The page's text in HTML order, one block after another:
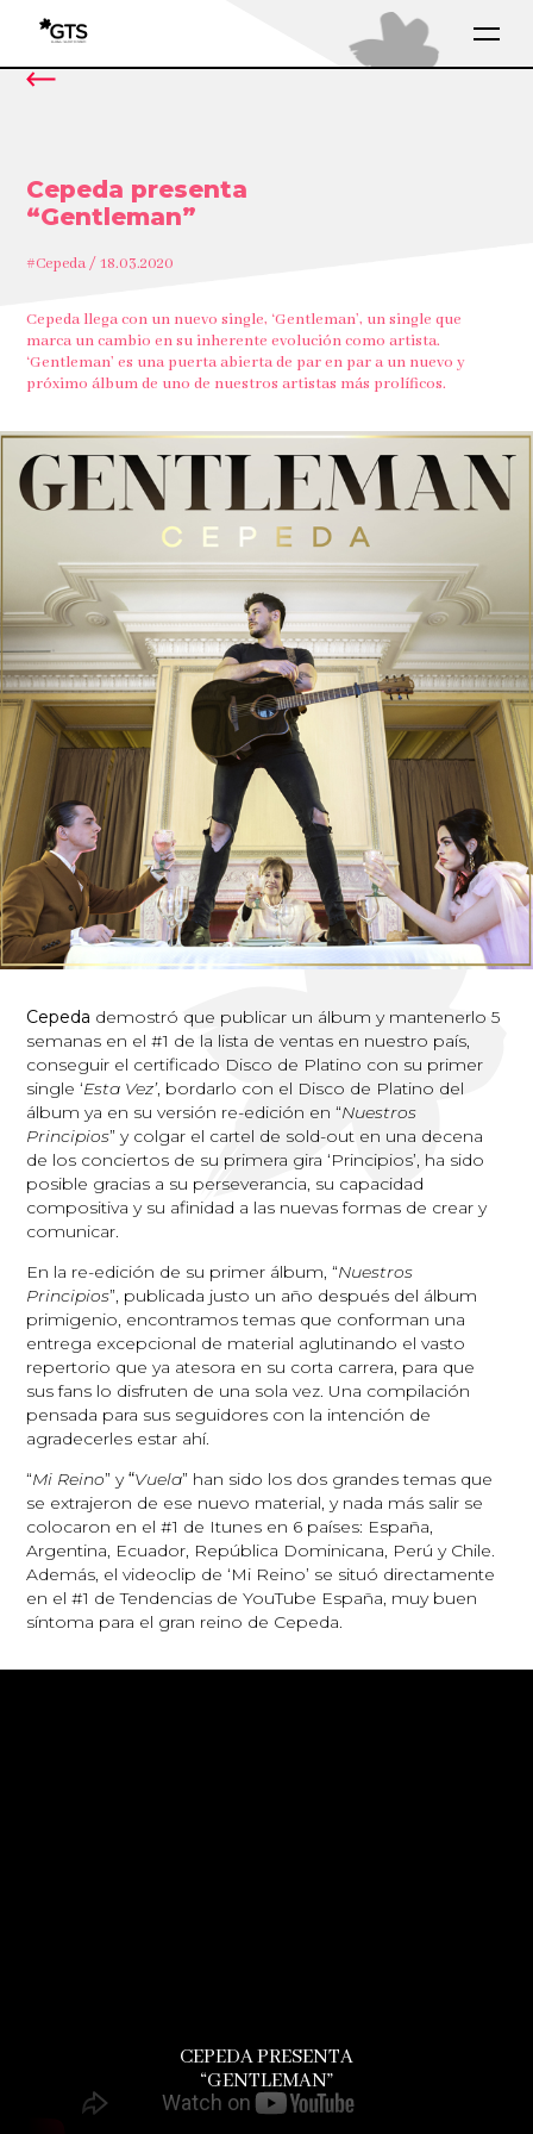
Cepeda presenta
“Gentleman”
#Cepeda / 18.03.2020
Cepeda llega con un nuevo single, ‘Gentleman’, un single que
marca un cambio en su inherente evolución como artista.
‘Gentleman’ es una puerta abierta de par en par a un nuevo y
próximo álbum de uno de nuestros artistas más prolíficos.
Cepeda demostró que publicar un álbum y mantenerlo 5
semanas en el #1 de la lista de ventas en nuestro país,
conseguir el certificado Disco de Platino con su primer
single ‘Esta Vez’, bordarlo con el Disco de Platino del
álbum ya en su versión re-edición en “Nuestros
Principios” y colgar el cartel de sold-out en una decena
de los conciertos de su primera gira ‘Principios’, ha sido
posible gracias a su perseverancia, su capacidad
compositiva y su afinidad a las nuevas formas de crear y
comunicar.
En la re-edición de su primer álbum, “Nuestros
Principios”, publicada justo un año después del álbum
primigenio, encontramos temas que conforman una
entrega excepcional de material aglutinando el vasto
repertorio que ya atesora en su corta carrera, para que
sus fans lo disfruten de una sola vez. Una compilación
pensada para sus seguidores con la intención de
agradecerles estar ahí.
“Mi Reino” y“Vuela” han sido los dos grandes temas que
se extrajeron de ese nuevo material, y nada más salir se
colocaron en el #1 de Itunes en 6 países: España,
Argentina, Ecuador, República Dominicana, Perú y Chile.
Además, el videoclip de ‘Mi Reino’ se situó directamente
en el #1 de Tendencias de YouTube España, muy buen
síntoma para el gran reino de Cepeda.
CEPEDA PRESENTA
“GENTLEMAN”